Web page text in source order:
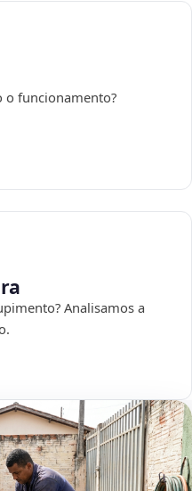
o funcionamento?
Analisamos a